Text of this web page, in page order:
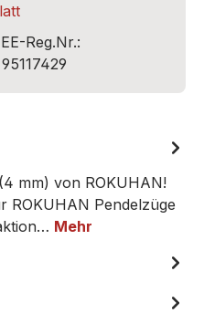
Reg.Nr.:
mm) von ROKUHAN!
ROKUHAN Pendelzüge
Mehr